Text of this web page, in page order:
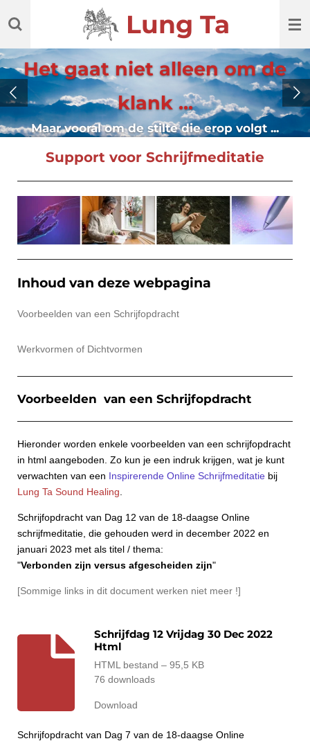
direct
de
hoofdinhoud
Lung Ta
Support voor Schrijfmeditatie
Inhoud van deze webpagina
Voorbeelden van een Schrijfopdracht
Werkvormen of Dichtvormen
Voorbeelden van een Schrijfopdracht
Hieronder worden enkele voorbeelden van een schrijfopdracht
in html aangeboden. Zo kun je een indruk krijgen, wat je kunt
verwachten van een Inspirerende Online Schrijfmeditatie bij
Lung Ta Sound Healing
Schrijfopdracht van Dag 12 van de 18-daagse Online
schrijfmeditatie, die gehouden werd in december 2022 en
januari 2023 met als titel / thema:
"Verbonden zijn versus afgescheiden zijn"
[Sommige links in dit document werken niet meer !]
Schrijfdag 12 Vrijdag 30 Dec 2022
Html
HTML bestand – 95,5 KB
76 downloads
Download
Schrijfopdracht van Dag 7 van de 18-daagse Online